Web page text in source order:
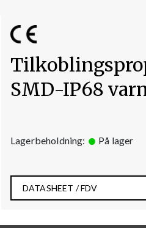
SMD-IP68
Lagerbeholdning: På lager
DATASHEET / FDV